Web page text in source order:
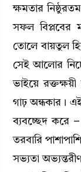
ক্ষমতার
সফল বিপ্লবের
তোলে বায়তুল
সেই আলোর
ভাইয়ে
গাঢ় অন্ধকার।
ব্যবচ্ছেদ করে –
তরবারি
সভ্যতা